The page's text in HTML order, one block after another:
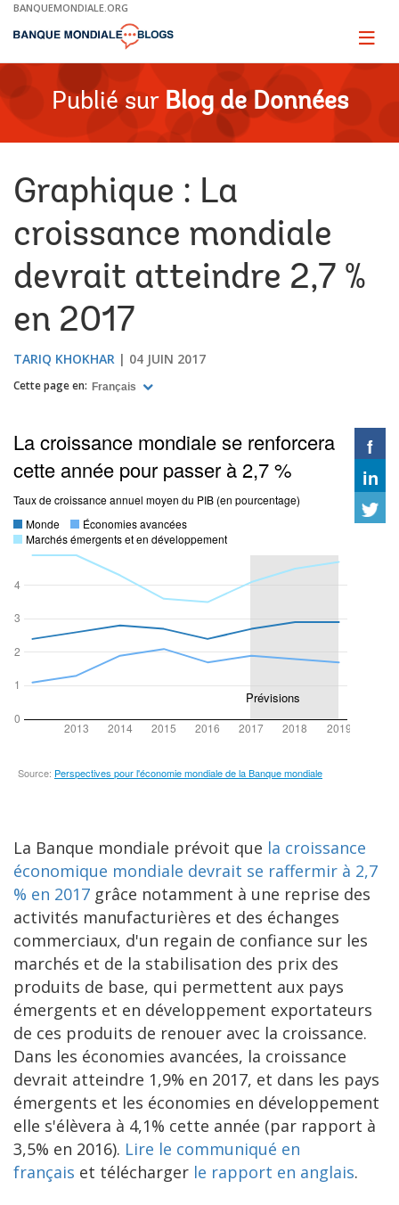
Skip
Main
BANQUEMONDIALE.ORG
Page
Publié sur Blog de Données
Graphique : La
croissance mondiale
devrait atteindre 2,7 %
en 2017
TARIQ KHOKHAR 04 JUIN 2017
Cette page en: Français
La Banque mondiale prévoit que la croissance
économique mondiale devrait se raffermir à 2,7
% en 2017 grâce notamment à une reprise des
activités manufacturières et des échanges
commerciaux, d'un regain de confiance sur les
marchés et de la stabilisation des prix des
produits de base, qui permettent aux pays
émergents et en développement exportateurs
de ces produits de renouer avec la croissance.
Dans les économies avancées, la croissance
devrait atteindre 1,9% en 2017, et dans les pays
émergents et les économies en développement
elle s'élèvera à 4,1% cette année (par rapport à
3,5% en 2016). Lire le communiqué en
français et télécharger le rapport en anglais.